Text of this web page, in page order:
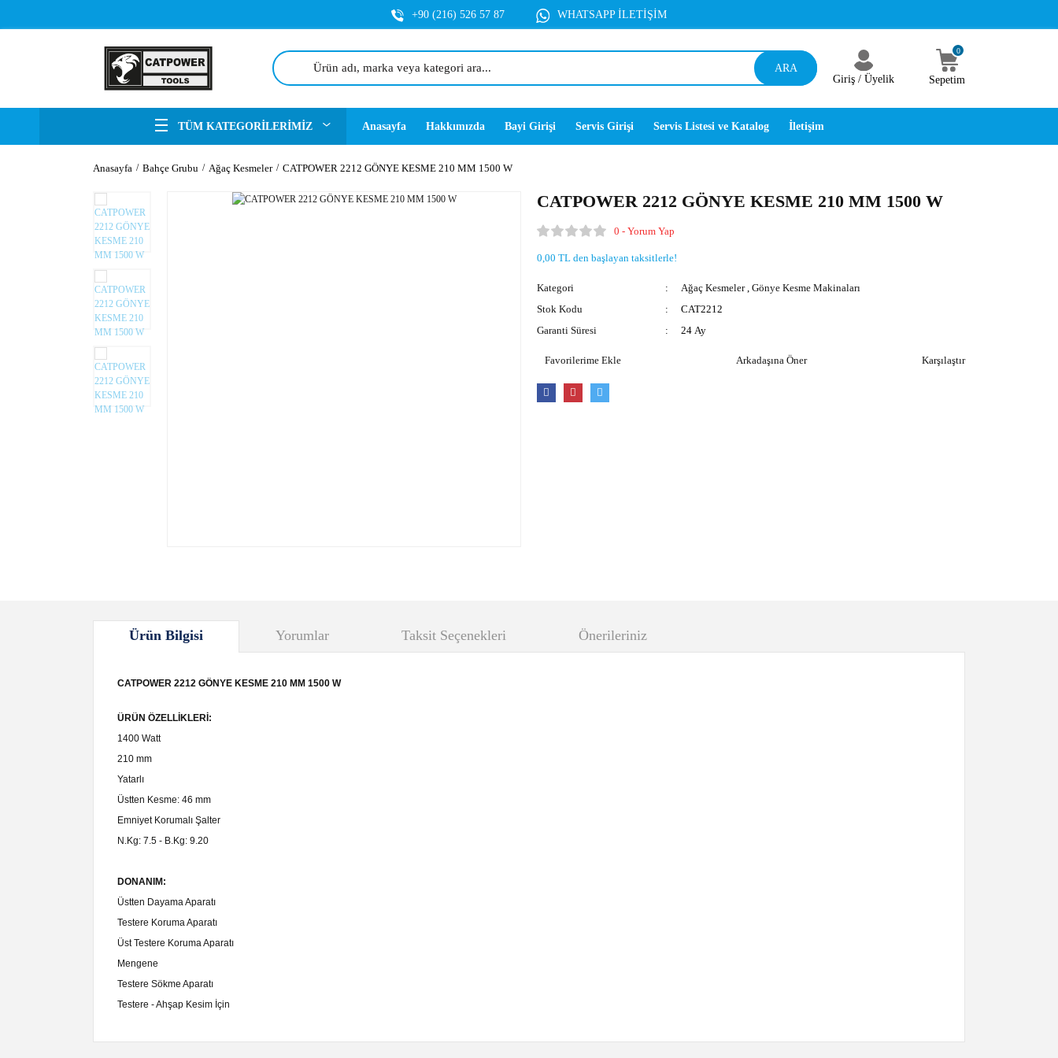
+90 (216) 526 57 87 WHATSAPP İLETİŞİM
ARA
Giriş / Üyelik
0
Sepetim
TÜM KATEGORİLERİMİZ Anasayfa Hakkımızda Bayi Girişi Servis Girişi Servis Listesi ve Katalog İletişim
Anasayfa Bahçe Grubu Ağaç Kesmeler CATPOWER 2212 GÖNYE KESME 210 MM 1500 W
CATPOWER 2212 GÖNYE KESME 210 MM 1500 W
0 - Yorum Yap
0,00 TL den başlayan taksitlerle!
Kategori Ağaç Kesmeler ,Gönye Kesme Makinaları
Stok Kodu
CAT2212
Garanti Süresi
24 Ay
Arkadaşına Öner Karşılaştır
Ürün Bilgisi Yorumlar Taksit Seçenekleri Önerileriniz
CATPOWER 2212 GÖNYE KESME 210 MM 1500 W
ÜRÜN ÖZELLİKLERİ:
1400 Watt
210 mm
Yatarlı
Üstten Kesme: 46 mm
Emniyet Korumalı Şalter
N.Kg: 7.5 - B.Kg: 9.20
DONANIM:
Üstten Dayama Aparatı
Testere Koruma Aparatı
Üst Testere Koruma Aparatı
Mengene
Testere Sökme Aparatı
Testere - Ahşap Kesim İçin